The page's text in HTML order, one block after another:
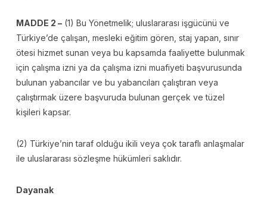
MADDE 2 –(1) Bu Yönetmelik; uluslararası işgücünü ve
Türkiye’de çalışan, mesleki eğitim gören, staj yapan, sınır
ötesi hizmet sunan veya bu kapsamda faaliyette bulunmak
için çalışma izni ya da çalışma izni muafiyeti başvurusunda
bulunan yabancılar ve bu yabancıları çalıştıran veya
çalıştırmak üzere başvuruda bulunan gerçek ve tüzel
kişileri kapsar.
(2) Türkiye’nin taraf olduğu ikili veya çok taraflı anlaşmalar
ile uluslararası sözleşme hükümleri saklıdır.
Dayanak